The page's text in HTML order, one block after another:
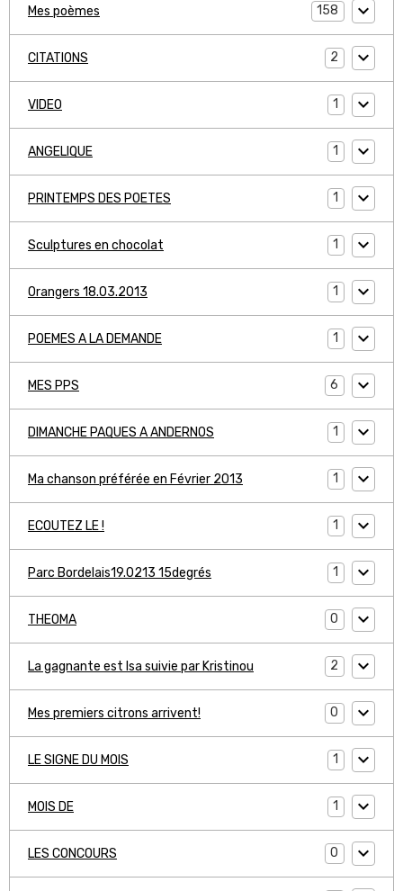
Mes poèmes 158
CITATIONS 2
VIDEO 1
ANGELIQUE 1
PRINTEMPS DES POETES 1
Sculptures en chocolat 1
Orangers 18.03.2013 1
POEMES A LA DEMANDE 1
MES PPS 6
DIMANCHE PAQUES A ANDERNOS 1
Ma chanson préférée en Février 2013 1
ECOUTEZ LE ! 1
Parc Bordelais19.0213 15degrés 1
THEOMA 0
La gagnante est Isa suivie par Kristinou 2
Mes premiers citrons arrivent! 0
LE SIGNE DU MOIS 1
MOIS DE 1
LES CONCOURS 0